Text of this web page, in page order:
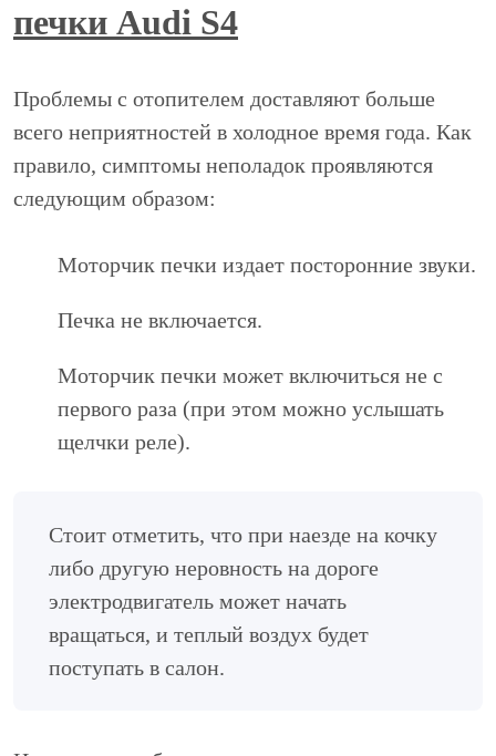
печки Audi S4
Проблемы с отопителем доставляют больше
всего неприятностей в холодное время года. Как
правило, симптомы неполадок проявляются
следующим образом:
Моторчик печки издает посторонние звуки.
Печка не включается.
Моторчик печки может включиться не с
первого раза (при этом можно услышать
щелчки реле).
Стоит отметить, что при наезде на кочку
либо другую неровность на дороге
электродвигатель может начать
вращаться, и теплый воздух будет
поступать в салон.